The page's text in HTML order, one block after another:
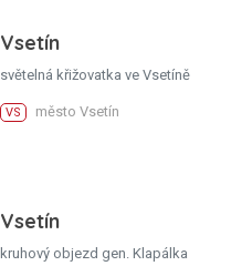
Vsetín
světelná křižovatka ve Vsetíně
VS město Vsetín
Vsetín
kruhový objezd gen. Klapálka